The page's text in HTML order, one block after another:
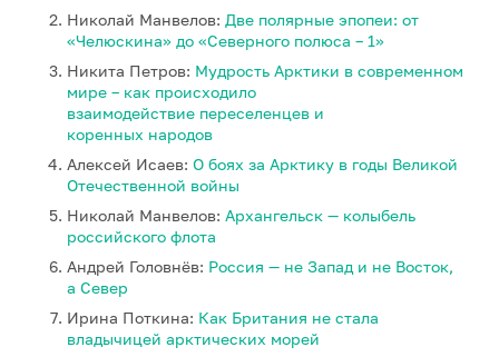
Николай Манвелов: Две полярные эпопеи: от
«Челюскина» до «Северного полюса – 1»
Никита Петров: Мудрость Арктики в современном
мире – как происходило
взаимодействие переселенцев и
коренных народов
Алексей Исаев: О боях за Арктику в годы Великой
Отечественной войны
Николай Манвелов: Архангельск — колыбель
российского флота
Андрей Головнёв: Россия — не Запад и не Восток,
а Север
Ирина Поткина: Как Британия не стала
владычицей арктических морей